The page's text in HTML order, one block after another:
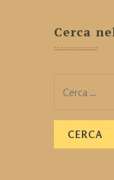
Cerca